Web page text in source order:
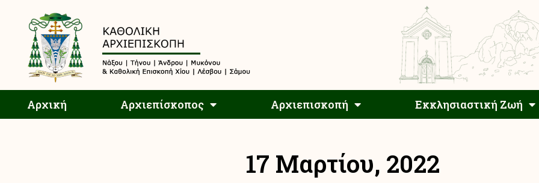
Αρχική Αρχιεπίσκοπος Αρχιεπισκοπή Εκκλησιαστική Ζωή
Αρχιεπισκοπή
17 Μαρτίου, 2022